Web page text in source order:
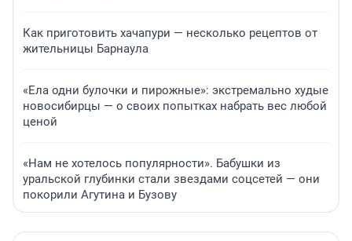
Как приготовить хачапури — несколько рецептов от
жительницы Барнаула
«Ела одни булочки и пирожные»: экстремально худые
новосибирцы — о своих попытках набрать вес любой
ценой
«Нам не хотелось популярности». Бабушки из
уральской глубинки стали звездами соцсетей — они
покорили Агутина и Бузову